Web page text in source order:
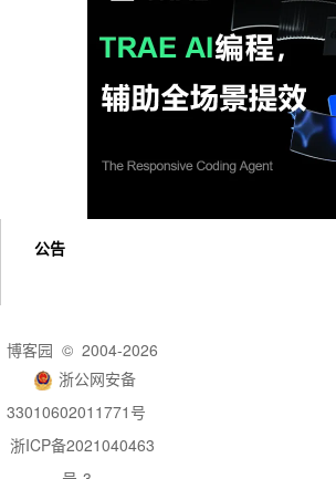
公告
博客园 © 2004-2026
浙公网安备
33010602011771号
浙ICP备2021040463